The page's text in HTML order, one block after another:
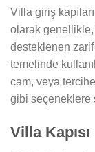
Villa giriş
olarak genellikle,
desteklenen zarif
temelinde
cam, veya
gibi seçeneklere
Villa Kapısı